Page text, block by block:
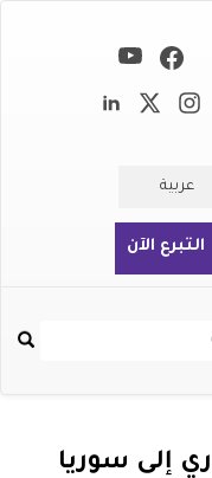
عربية
التبرع الآن
بحث
إلى سوريا